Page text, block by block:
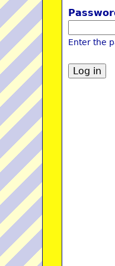
Enter the